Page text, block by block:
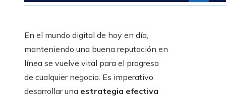
En el mundo digital de hoy en día,
manteniendo una buena reputación en
línea se vuelve vital para el progreso
de cualquier negocio. Es imperativo
desarrollar una estrategia efectiva